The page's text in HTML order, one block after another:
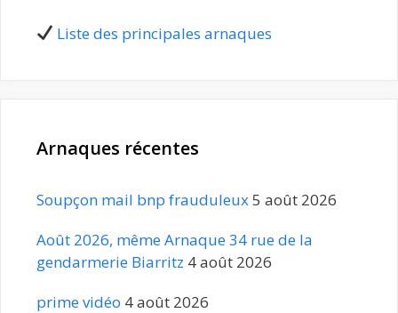
Liste des principales arnaques
Arnaques récentes
Soupçon mail bnp frauduleux5 août 2026
Août 2026, même Arnaque 34 rue de la
gendarmerie Biarritz 4 août 2026
prime vidéo 4 août 2026